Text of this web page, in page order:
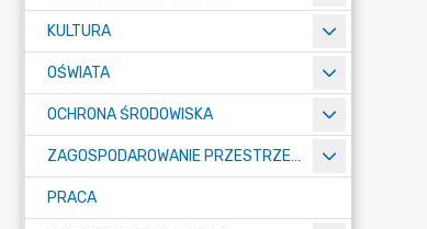
KULTURA
OŚWIATA
OCHRONA ŚRODOWISKA
ZAGOSPODAROWANIE PRZESTRZENNE
PRACA